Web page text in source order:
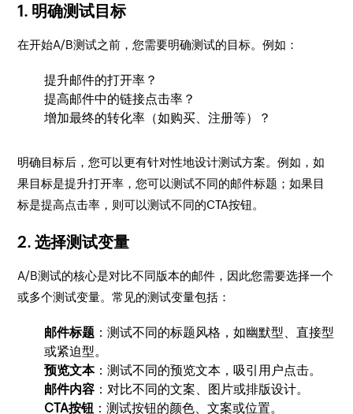
1. 明确测试目标
在开始A/B测试之前，您需要明确测试的目标。例如：
提升邮件的打开率？
提高邮件中的链接点击率？
增加最终的转化率（如购买、注册等）？
明确目标后，您可以更有针对性地设计测试方案。例如，如
果目标是提升打开率，您可以测试不同的邮件标题；如果目
标是提高点击率，则可以测试不同的CTA按钮。
2.选择测试变量
A/B测试的核心是对比不同版本的邮件，因此您需要选择一个
或多个测试变量。常见的测试变量包括：
邮件标题 ：测试不同的标题风格，如幽默型、直接型
或紧迫型。
预览文本：测试不同的预览文本，吸引用户点击。
邮件内容 ：对比不同的文案、图片或排版设计。
CTA按钮 ：测试按钮的颜色、文案或位置。